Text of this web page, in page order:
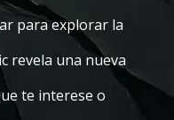
para explorar la
revela una nueva
te interese o